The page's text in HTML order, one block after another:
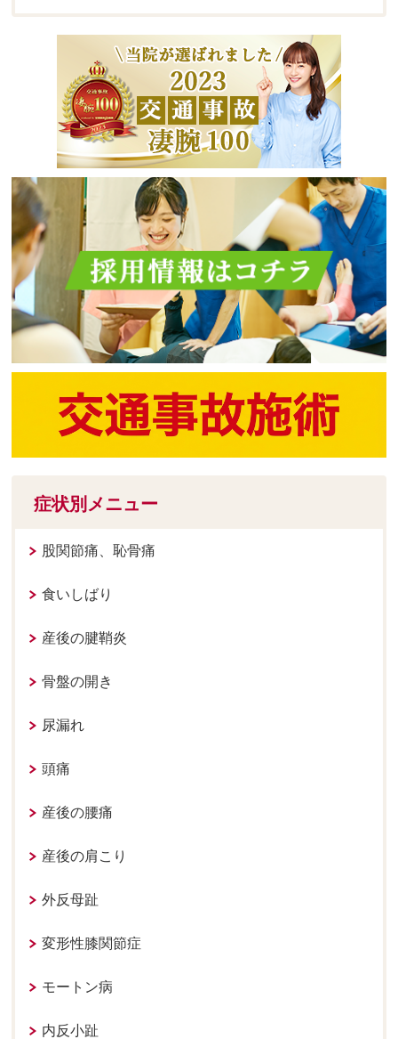
症状別メニュー
股関節痛、恥骨痛
食いしばり
産後の腱鞘炎
骨盤の開き
尿漏れ
頭痛
産後の腰痛
産後の肩こり
外反母趾
変形性膝関節症
モートン病
内反小趾